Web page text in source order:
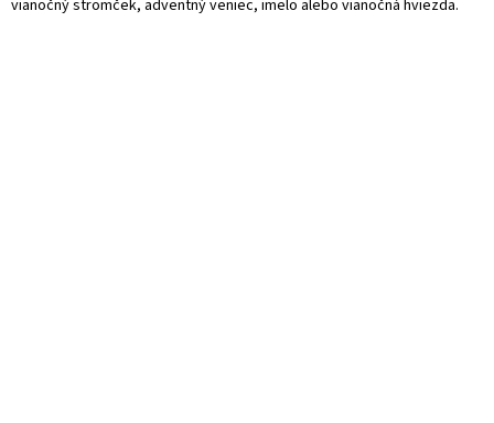
vianočný stromček, adventný veniec, imelo alebo vianočná hviezda.